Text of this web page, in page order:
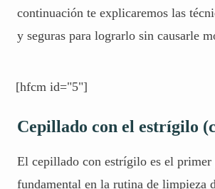
Adecuada: Guía Paso a Paso
continuación te explicaremos las
y seguras para lograrlo sin causarle
[hfcm id="5"]
Cepillado con el estrígilo
El cepillado con estrígilo es el primer
fundamental en la rutina de limpieza